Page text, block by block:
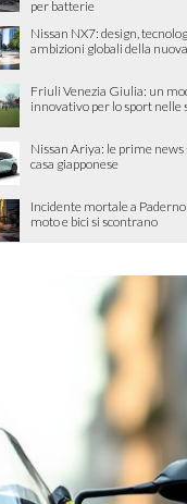
per batterie
Nissan NX7: design,
ambizioni globali della
Friuli Venezia Giulia: un
innovativo per lo sport nelle
Nissan Ariya: le prime news
casa giapponese
Incidente mortale a
moto e bici si scontrano